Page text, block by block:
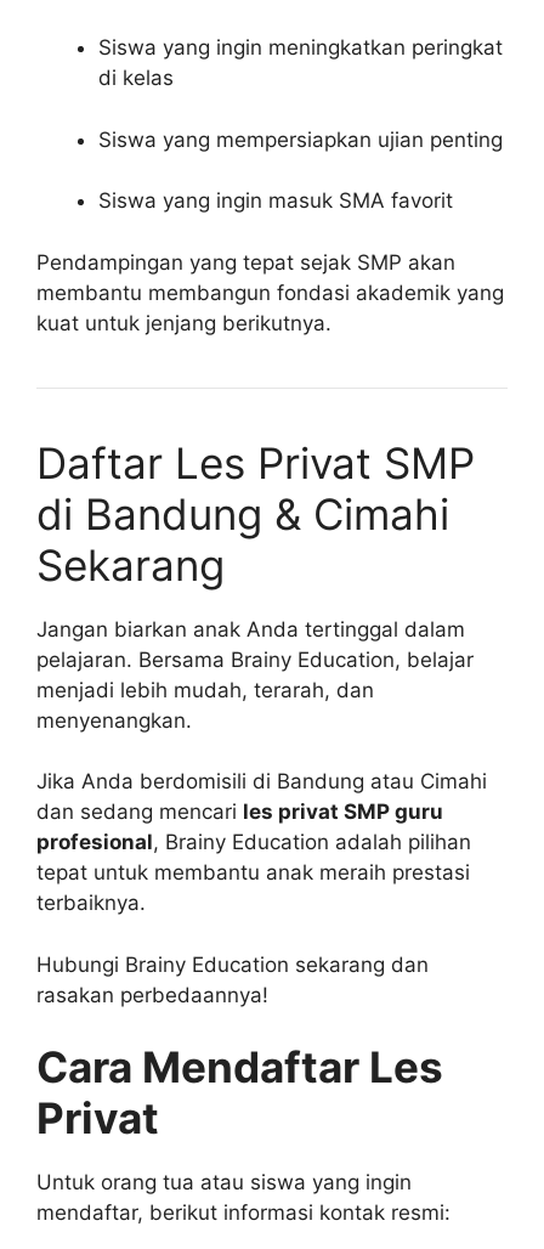
Siswa yang ingin meningkatkan peringkat
di kelas
Siswa yang mempersiapkan ujian penting
Siswa yang ingin masuk SMA favorit
Pendampingan yang tepat sejak SMP akan
membantu membangun fondasi akademik yang
kuat untuk jenjang berikutnya.
Daftar Les Privat SMP
di Bandung & Cimahi
Sekarang
Jangan biarkan anak Anda tertinggal dalam
pelajaran. Bersama Brainy Education, belajar
menjadi lebih mudah, terarah, dan
menyenangkan.
Jika Anda berdomisili di Bandung atau Cimahi
dan sedang mencari les privat SMP guru
profesional, Brainy Education adalah pilihan
tepat untuk membantu anak meraih prestasi
terbaiknya.
Hubungi Brainy Education sekarang dan
rasakan perbedaannya!
Cara Mendaftar Les
Privat
Untuk orang tua atau siswa yang ingin
mendaftar, berikut informasi kontak resmi: